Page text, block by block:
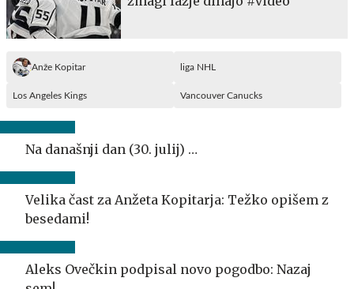
Anže Kopitar liga NHL
Los Angeles Kings Vancouver Canucks
Na današnji dan (30. julij) …
Velika čast za Anžeta Kopitarja: Težko opišem z
besedami!
Aleks Ovečkin podpisal novo pogodbo: Nazaj